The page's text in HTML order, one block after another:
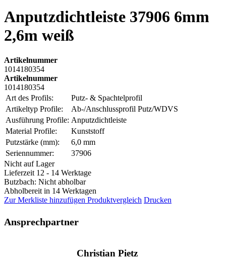
Anputzdichtleiste 37906 6mm
2,6m weiß
Artikelnummer
1014180354
Artikelnummer
1014180354
Art des Profils:
Putz- & Spachtelprofil
Artikeltyp Profile:
Ab-/Anschlussprofil Putz/WDVS
Ausführung Profile: Anputzdichtleiste
Material Profile:
Kunststoff
Putzstärke (mm):
6,0 mm
Seriennummer:
37906
Nicht auf Lager
Lieferzeit 12 - 14 Werktage
Butzbach: Nicht abholbar
Abholbereit in 14 Werktagen
Zur Merkliste hinzufügen Produktvergleich Drucken
Ansprechpartner
Christian Pietz